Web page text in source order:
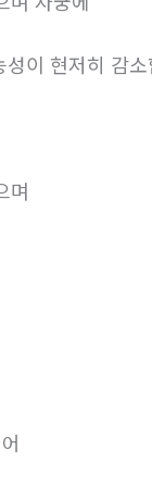
이 현저히 감
며